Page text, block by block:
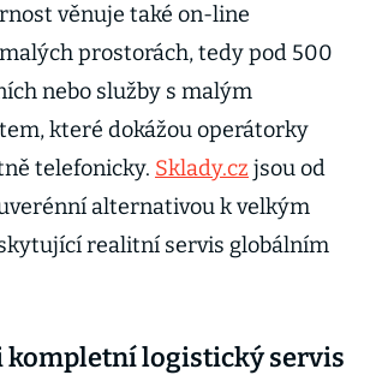
věnuje také on-line
prostorách, tedy pod 500
nebo služby s malým
které dokážou operátorky
telefonicky. Sklady.cz jsou od
alternativou k velkým
realitní servis globálním
kompletní logistický servis